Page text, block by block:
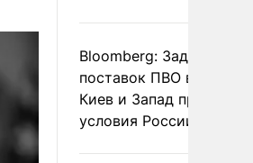
Bloomberg: Задержка
поставок ПВО вынудит
Киев и Запад принять
условия России